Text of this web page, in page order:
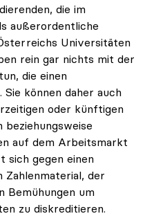
die im
außerordentliche
Universitäten
rein gar nichts mit der
die einen
können daher auch
oder künftigen
auf dem Arbeitsmarkt
sich gegen einen
der
Bemühungen um
zu diskreditieren.